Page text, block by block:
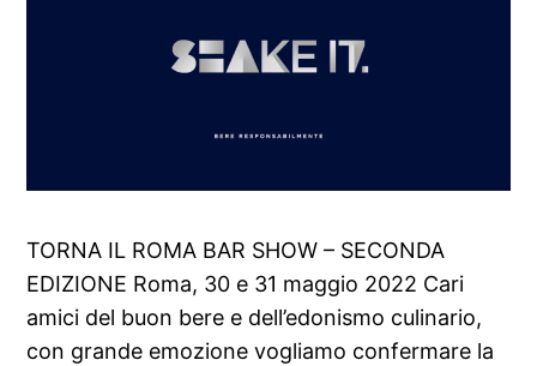
TORNA IL ROMA BAR SHOW – SECONDA
EDIZIONE Roma, 30 e 31 maggio 2022 Cari
amici del buon bere e dell’edonismo culinario,
con grande emozione vogliamo confermare la